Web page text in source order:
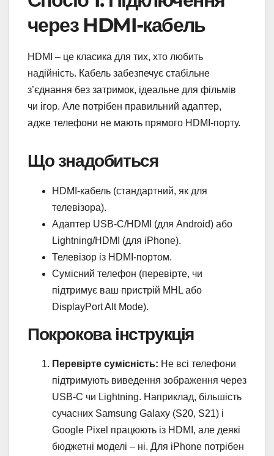
через HDMI-кабель
HDMI – це класика для тих, хто любить
надійність. Кабель забезпечує стабільне
з’єднання без затримок, ідеальне для фільмів
чи ігор. Але потрібен правильний адаптер,
адже телефони не мають прямого HDMI-порту.
Що знадобиться
HDMI-кабель (стандартний, як для
телевізора).
Адаптер USB-C/HDMI (для Android) або
Lightning/HDMI (для iPhone).
Телевізор із HDMI-портом.
Сумісний телефон (перевірте, чи
підтримує ваш пристрій MHL або
DisplayPort Alt Mode).
Покрокова інструкція
Перевірте сумісність: Не всі телефони
підтримують виведення зображення через
USB-C чи Lightning. Наприклад, більшість
сучасних Samsung Galaxy (S20, S21) і
Google Pixel працюють із HDMI, але деякі
бюджетні моделі – ні. Для iPhone потрібен